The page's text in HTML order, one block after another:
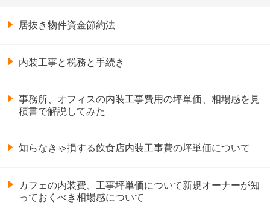
居抜き物件資金節約法
内装工事と税務と手続き
事務所、オフィスの内装工事費用の坪単価、相場感を見
積書で解説してみた
知らなきゃ損する飲食店内装工事費の坪単価について
カフェの内装費、工事坪単価について新規オーナーが知
っておくべき相場感について